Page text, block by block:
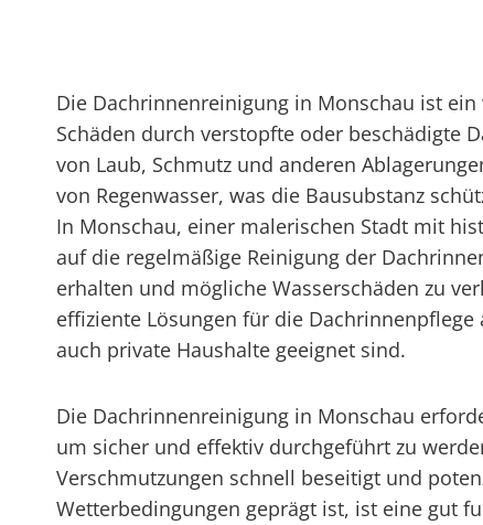
Die Dachrinnenreinigung in Monschau ist
Schäden durch verstopfte oder beschädigte
von Laub, Schmutz und anderen
von Regenwasser, was die Bausubstanz
In Monschau, einer malerischen Stadt mit
auf die regelmäßige Reinigung der
erhalten und mögliche Wasserschäden zu
effiziente Lösungen für die
auch private Haushalte geeignet sind.
Die Dachrinnenreinigung in Monschau
um sicher und effektiv durchgeführt zu
Verschmutzungen schnell beseitigt und
Wetterbedingungen geprägt ist, ist eine gut